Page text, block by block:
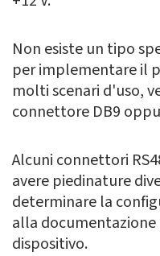
Non esiste un tipo
per implementare il
molti scenari d'uso,
connettore DB9
Alcuni connettori
avere piedinature
determinare la
alla
dispositivo.